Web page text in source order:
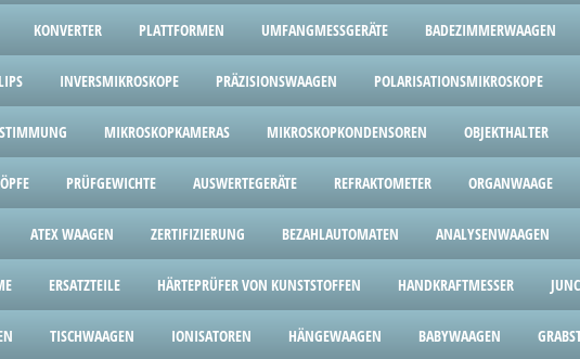
KONVERTER PLATTFORMEN UMFANGMESSGERÄTE BADEZIMMERWAAGEN
INVERSMIKROSKOPE PRÄZISIONSWAAGEN POLARISATIONSMIKROSKOPE
MIKROSKOPKAMERAS MIKROSKOPKONDENSOREN OBJEKTHALTER
PRÜFGEWICHTE AUSWERTEGERÄTE REFRAKTOMETER ORGANWAAGE
ATEX WAAGEN ZERTIFIZIERUNG BEZAHLAUTOMATEN ANALYSENWAAGEN
ERSATZTEILE HÄRTEPRÜFER VON KUNSTSTOFFEN HANDKRAFTMESSER
TISCHWAAGEN IONISATOREN HÄNGEWAAGEN BABYWAAGEN